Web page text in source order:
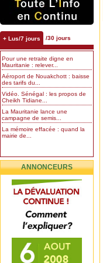
+ Lus/7 jours /30 jours
Pour une retraite digne en
Mauritanie : relever...
Aéroport de Nouakchott : baisse
des tarifs du...
Vidéo. Sénégal : les propos de
Cheikh Tidiane...
La Mauritanie lance une
campagne de semis...
La mémoire effacée : quand la
mairie de...
ANNONCEURS